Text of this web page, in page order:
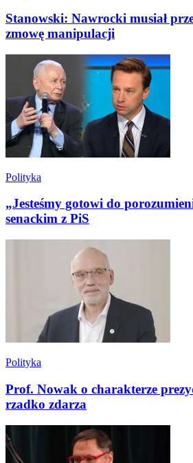
Stanowski: Nawrocki musiał
zmowę manipulacji
Polityka
„Jesteśmy gotowi do
senackim z PiS
Polityka
Prof. Nowak o charakterze
rzadko zdarza